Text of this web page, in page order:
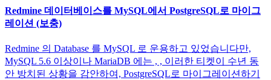
Redmine 데이터베이스를 MySQL에서 PostgreSQL로 마이그
레이션 (보충)
Redmine 의 Database 를 MySQL 로 운용하고 있었습니다만,
MySQL 5.6 이상이나 MariaDB 에는 , , 이러한 티켓이 수년 동
안 방치된 상황을 감안하여, PostgreSQL로 마이그레이션하기